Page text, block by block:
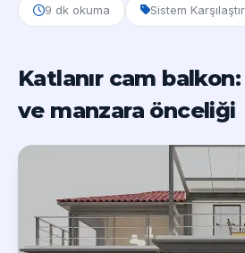
9 dk okuma Sistem
Katlanır cam balkon:
ve manzara önceliği